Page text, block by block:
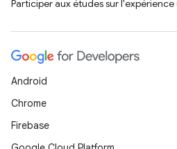
Participer aux études sur
Android
Chrome
Firebase